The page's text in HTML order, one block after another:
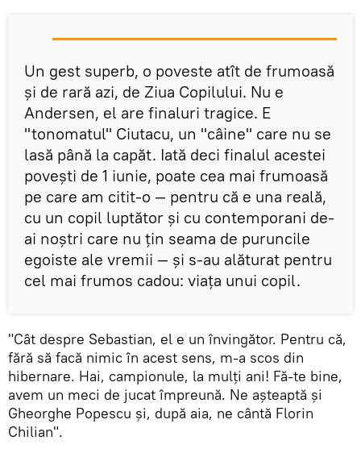
Un gest superb, o poveste atît de frumoasă
și de rară azi, de Ziua Copilului. Nu e
Andersen, el are finaluri tragice. E
"tonomatul" Ciutacu, un "câine" care nu se
lasă până la capăt. Iată deci finalul acestei
povești de 1 iunie, poate cea mai frumoasă
pe care am citit-o — pentru că e una reală,
cu un copil luptător și cu contemporani de-
ai noștri care nu țin seama de puruncile
egoiste ale vremii — și s-au alăturat pentru
cel mai frumos cadou: viața unui copil.
"Cât despre Sebastian, el e un învingător. Pentru că,
fără să facă nimic în acest sens, m-a scos din
hibernare. Hai, campionule, la mulți ani! Fă-te bine,
avem un meci de jucat împreună. Ne așteaptă și
Gheorghe Popescu și, după aia, ne cântă Florin
Chilian".